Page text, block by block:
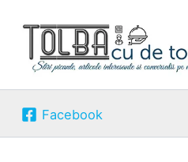
content
Facebook